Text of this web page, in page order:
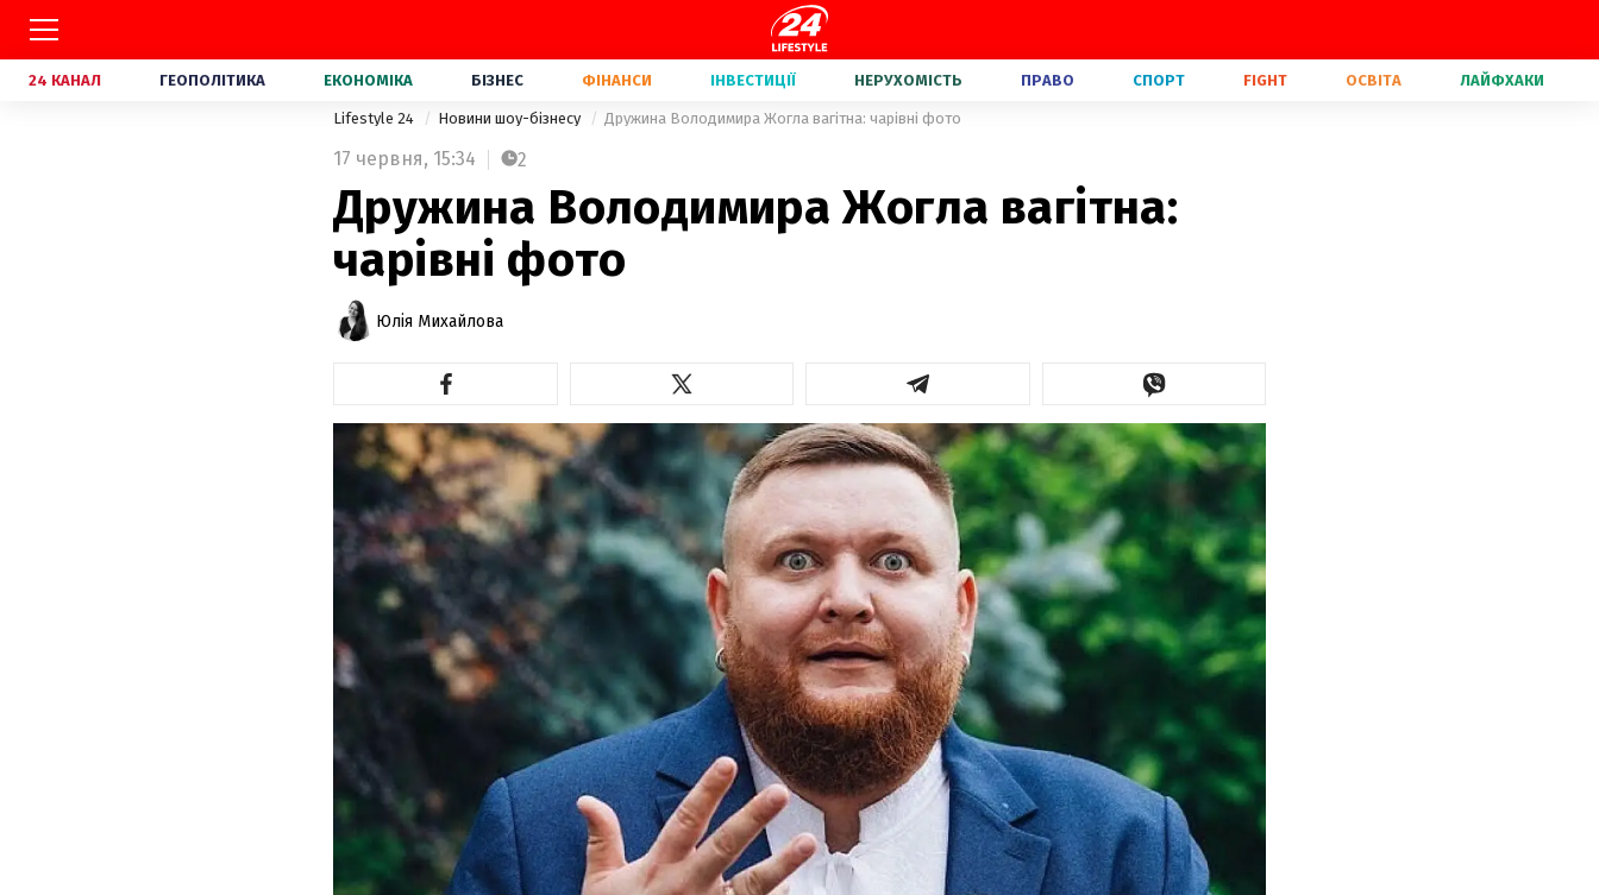
24 КАНАЛ ГЕОПОЛІТИКА ЕКОНОМІКА БІЗНЕС ФІНАНСИ ІНВЕСТИЦІЇ НЕРУХОМІСТЬ ПРАВО СПОРТ FIGHT ОСВІТА ЛАЙФХАКИ
Lifestyle 24 Новини шоу-бізнесу Дружина Володимира Жогла вагітна: чарівні фото
17 червня, 15:34 2
Дружина Володимира Жогла вагітна:
чарівні фото
Юлія Михайлова